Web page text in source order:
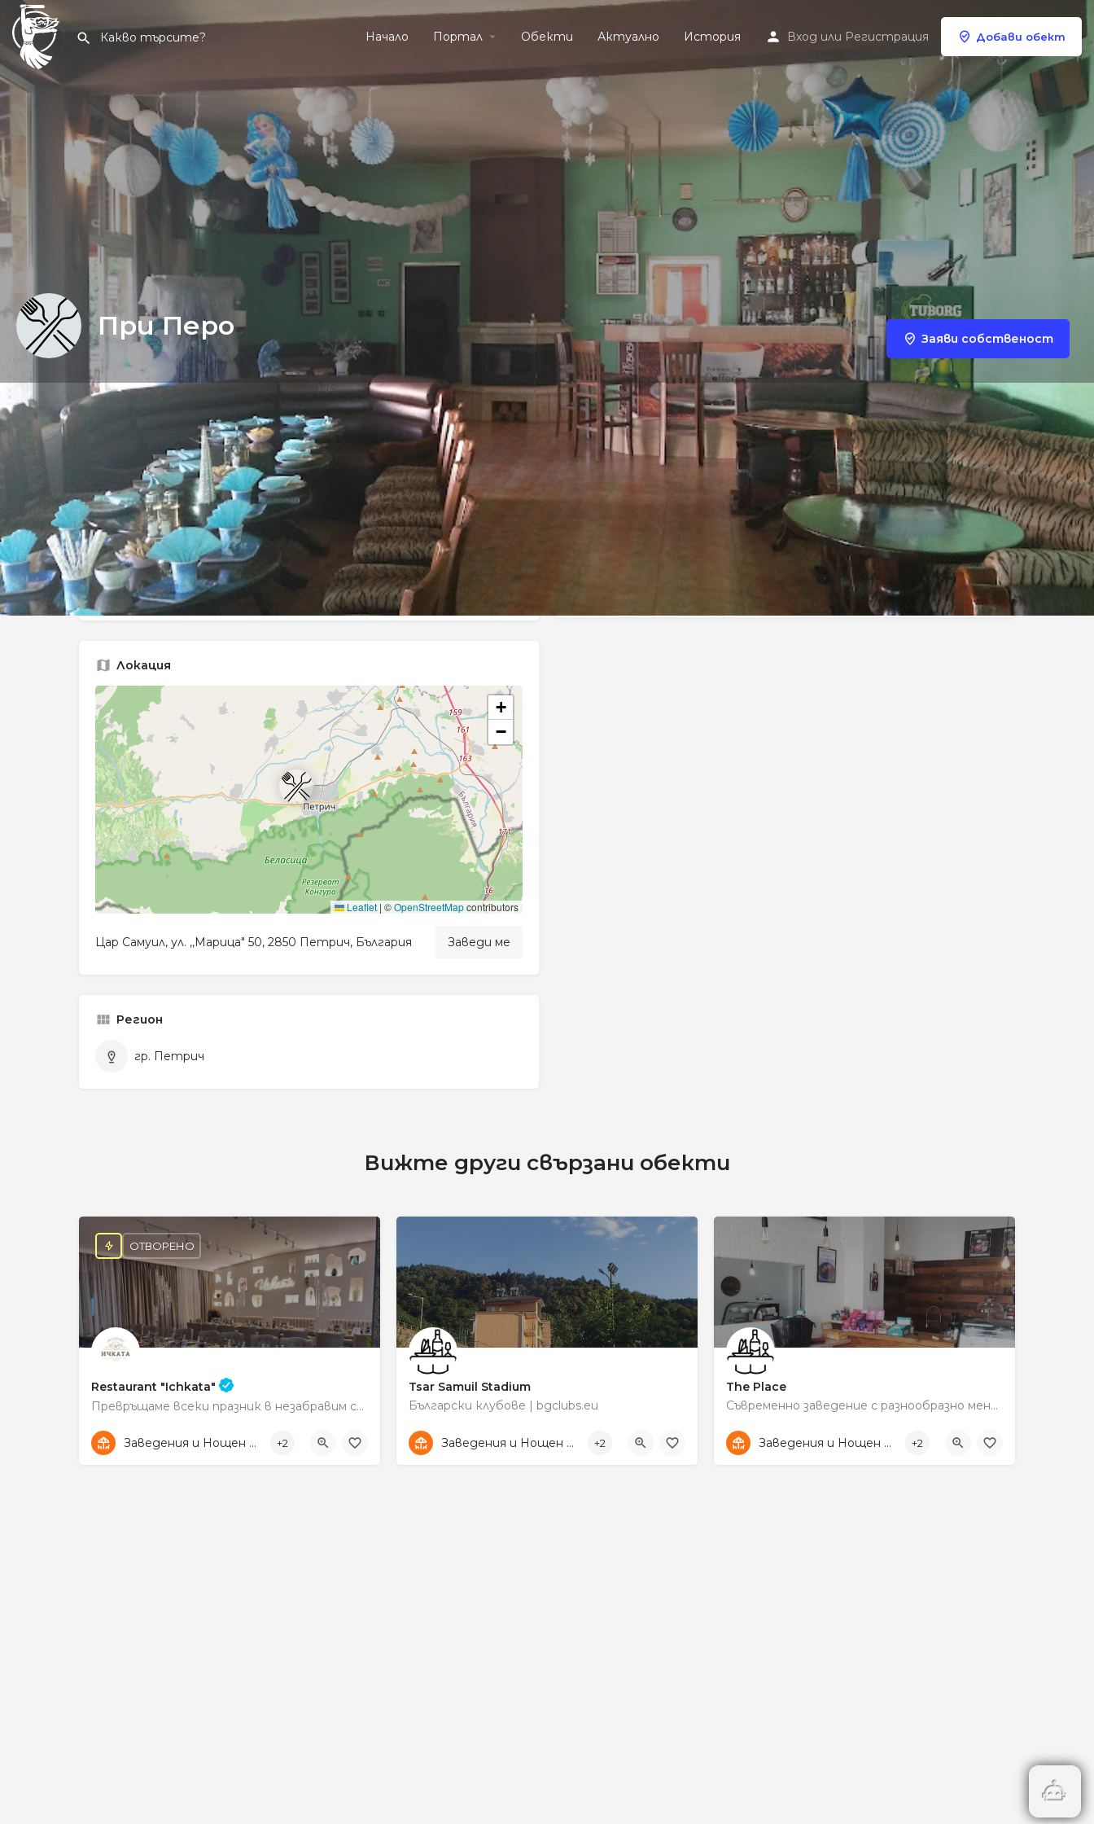
Начало Портал Обекти Актуално История Вход или Регистрация Добави обект
При Перо Заяви собственост
Профил Ревюта 0
Заведи ме Сподели Заявете обекта
Описание
Място за хранене с разнообразно меню и предложения за обяд и
вечеря.
Локация
+
−
Leaflet | ©OpenStreetMapcontributors
Цар Самуил, ул. ,,Марица" 50, 2850 Петрич, България Заведи ме
Регион
гр. Петрич
Заведение за хранене
Вижте други свързани обекти
Restaurant "Ichkata"
Превръщаме всеки празник в незабравим спомен!
0878588866
ОТВОРЕНО
Заведения и Нощен живот +2
Tsar Samuil Stadium
Български клубове | bgclubs.eu
+359 87 819 1942
Заведения и Нощен живот +2
The Place
Съвременно заведение с разнообразно меню и комфортна обстановка.
+359 89 845 9528
Заведения и Нощен живот +2